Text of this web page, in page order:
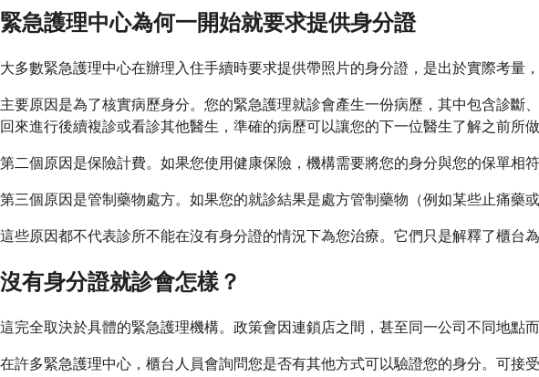
緊急護理中心為何一開始就要求提供身分證
大多數緊急護理中心在辦理入住手續時要求提供帶照片的身分證，是出於實際考量
主要原因是為了核實病歷身分。您的緊急護理就診會產生一份病歷，其中包含診
回來進行後續複診或看診其他醫生，準確的病歷可以讓您的下一位醫生了解之前所做
第二個原因是保險計費。如果您使用健康保險，機構需要將您的身分與您的保單相
第三個原因是管制藥物處方。如果您的就診結果是處方管制藥物（例如某些止痛藥
這些原因都不代表診所不能在沒有身分證的情況下為您治療。它們只是解釋了櫃台
沒有身分證就診會怎樣？
這完全取決於具體的緊急護理機構。政策會因連鎖店之間，甚至同一公司不同地點而
在許多緊急護理中心，櫃台人員會詢問您是否有其他方式可以驗證您的身分。可